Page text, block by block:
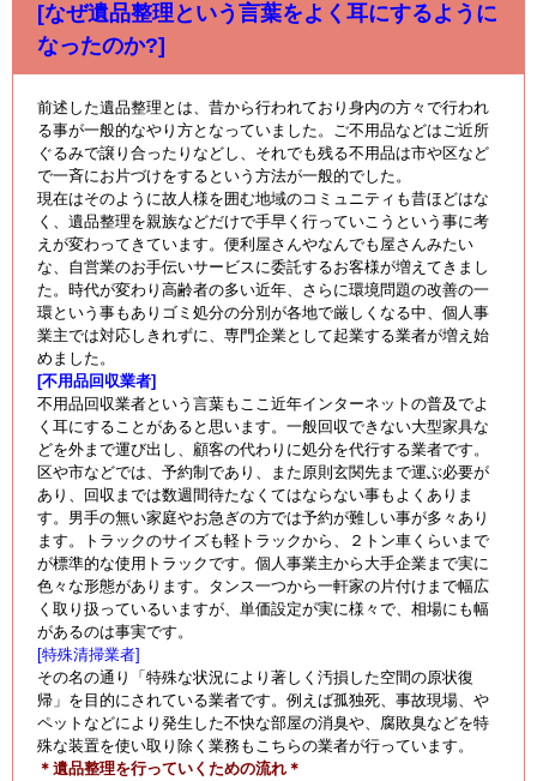
[なぜ遺品整理という言葉をよく耳にするように
なったのか?]
前述した遺品整理とは、昔から行われており身内の方々で行われ
る事が一般的なやり方となっていました。ご不用品などはご近所
ぐるみで譲り合ったりなどし、それでも残る不用品は市や区など
で一斉にお片づけをするという方法が一般的でした。
現在はそのように故人様を囲む地域のコミュニティも昔ほどはな
く、遺品整理を親族などだけで手早く行っていこうという事に考
えが変わってきています。便利屋さんやなんでも屋さんみたい
な、自営業のお手伝いサービスに委託するお客様が増えてきまし
た。時代が変わり高齢者の多い近年、さらに環境問題の改善の一
環という事もありゴミ処分の分別が各地で厳しくなる中、個人事
業主では対応しきれずに、専門企業として起業する業者が増え始
めました。
[不用品回収業者]
不用品回収業者という言葉もここ近年インターネットの普及でよ
く耳にすることがあると思います。一般回収できない大型家具な
どを外まで運び出し、顧客の代わりに処分を代行する業者です。
区や市などでは、予約制であり、また原則玄関先まで運ぶ必要が
あり、回収までは数週間待たなくてはならない事もよくありま
す。男手の無い家庭やお急ぎの方では予約が難しい事が多々あり
ます。トラックのサイズも軽トラックから、２トン車くらいまで
が標準的な使用トラックです。個人事業主から大手企業まで実に
色々な形態があります。タンス一つから一軒家の片付けまで幅広
く取り扱っているいますが、単価設定が実に様々で、相場にも幅
があるのは事実です。
[特殊清掃業者]
その名の通り「特殊な状況により著しく汚損した空間の原状復
帰」を目的にされている業者です。例えば孤独死、事故現場、や
ペットなどにより発生した不快な部屋の消臭や、腐敗臭などを特
殊な装置を使い取り除く業務もこちらの業者が行っています。
＊遺品整理を行っていくための流れ＊